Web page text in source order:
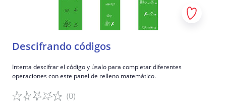
Descifrando códigos
Intenta descifrar el código y úsalo para completar diferentes
operaciones con este panel de relleno matemático.
(0)